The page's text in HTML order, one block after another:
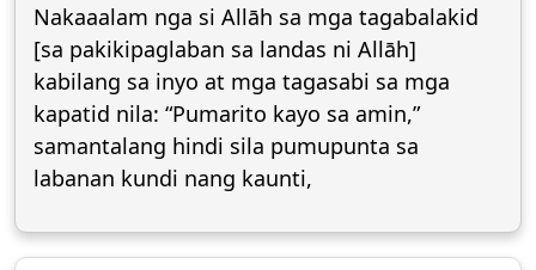
Nakaaalam nga si Allāh sa mga tagabalakid
[sa pakikipaglaban sa landas ni Allāh]
kabilang sa inyo at mga tagasabi sa mga
kapatid nila: “Pumarito kayo sa amin,”
samantalang hindi sila pumupunta sa
labanan kundi nang kaunti,